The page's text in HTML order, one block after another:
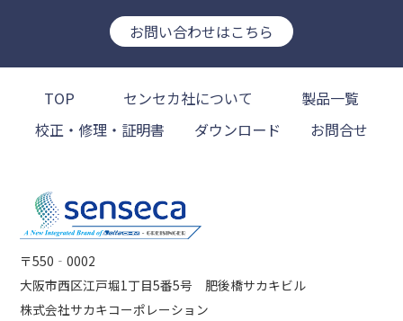
お問い合わせはこちら
TOP センセカ社について
製品一覧
校正・修理・証明書
ダウンロード お問合せ
〒550‐0002
大阪市西区江戸堀1丁目5番5号 肥後橋サカキビル
株式会社サカキコーポレーション